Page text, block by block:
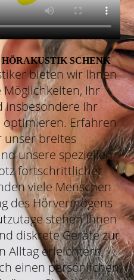
SCHENK
bieten wir Ihnen
Ihr
insbesondere Ihr
optimieren. Erfahren
unser breites
unsere speziellen
fortschrittlicher
viele Menschen
des Hörvermögens
stehen Ihnen
diskrete Geräte zur
Alltag erleichtern.
einen persönlichen